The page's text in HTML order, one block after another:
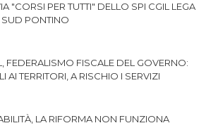
"CORSI PER TUTTI" DELLO SPI CGIL LEGA
SUD PONTINO
FEDERALISMO FISCALE DEL GOVERNO:
AI TERRITORI, A RISCHIO I SERVIZI
LA RIFORMA NON FUNZIONA